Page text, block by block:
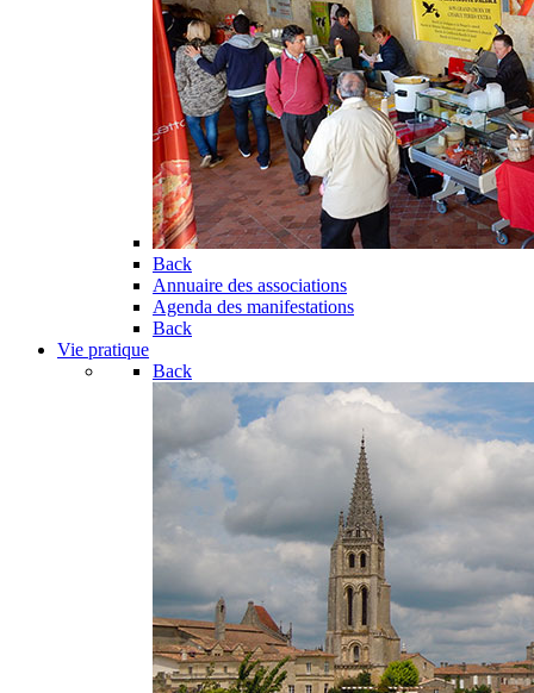
Back
Annuaire des associations
Agenda des manifestations
Back
Vie pratique
Back